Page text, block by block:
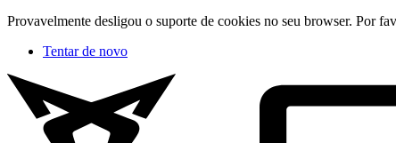
Provavelmente desligou o suporte de cookies no seu browser. Por
Tentar de novo